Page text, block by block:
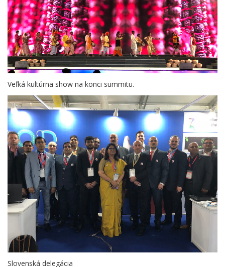
Veľká kultúrna show na konci summitu.
Slovenská delegácia